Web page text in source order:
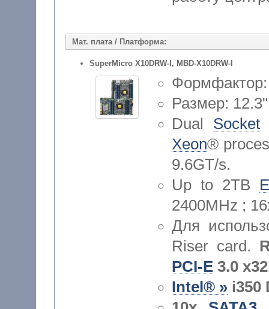
Мат. плата / Платформа:
SuperMicro X10DRW-I, MBD-X10DRW-I
Размер:
Dual Socket
Xeon®
9.6GT/s.
Up to 2TB
2400MHz ;
Для
Riser card.
PCI-E3.0
Intel® »i350